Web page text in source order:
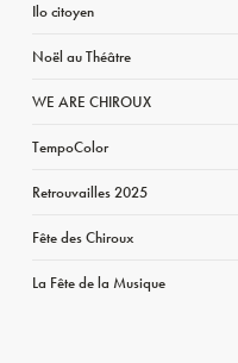
Ilo citoyen
Noël au Théâtre
WE ARE CHIROUX
TempoColor
Retrouvailles 2025
Fête des Chiroux
La Fête de la Musique